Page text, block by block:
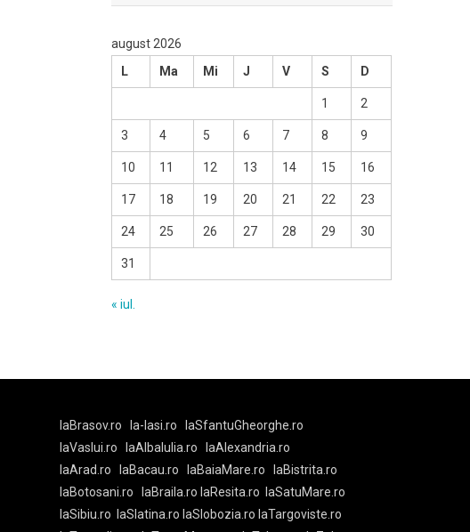
august 2026
L
Ma Mi J V S D
1 2
3 4 5 6 7 8 9
10 11 12 13 14 15 16
17 18 19 20 21 22 23
24 25 26 27 28 29 30
31
« iul.
laBrasov.ro la-Iasi.ro
laSfantuGheorghe.ro
laVaslui.ro
laAlbaIulia.ro
laAlexandria.ro
laArad.ro
laBacau.ro laBaiaMare.ro
laBistrita.ro
laBotosani.ro
laBraila.ro laResita.ro
laSatuMare.ro
laSibiu.ro
laSlatina.ro laSlobozia.ro laTargoviste.ro